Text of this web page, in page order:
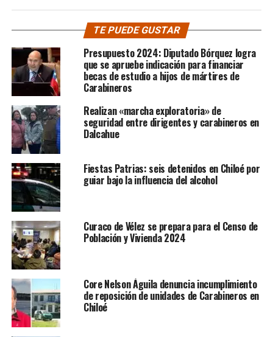
TE PUEDE GUSTAR
Presupuesto 2024: Diputado Bórquez logra
que se apruebe indicación para financiar
becas de estudio a hijos de mártires de
Carabineros
Realizan «marcha exploratoria» de
seguridad entre dirigentes y carabineros en
Dalcahue
Fiestas Patrias: seis detenidos en Chiloé por
guiar bajo la influencia del alcohol
Curaco de Vélez se prepara para el Censo de
Población y Vivienda 2024
Core Nelson Águila denuncia incumplimiento
de reposición de unidades de Carabineros en
Chiloé